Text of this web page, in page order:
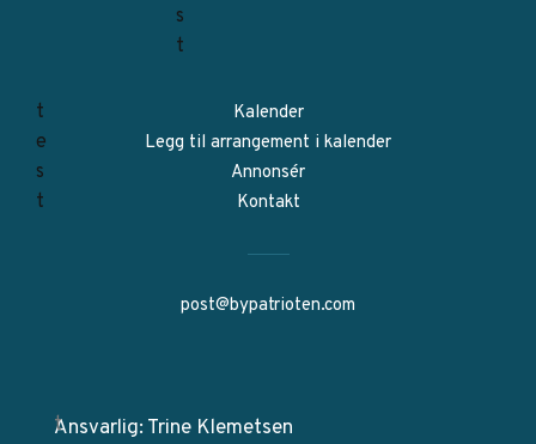
Kalender
Legg til arrangement i kalender
Annonsér
Kontakt
post@bypatrioten.com
Ansvarlig: Trine Klemetsen